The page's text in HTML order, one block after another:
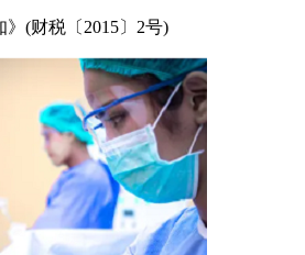
(财税〔2015〕2号)